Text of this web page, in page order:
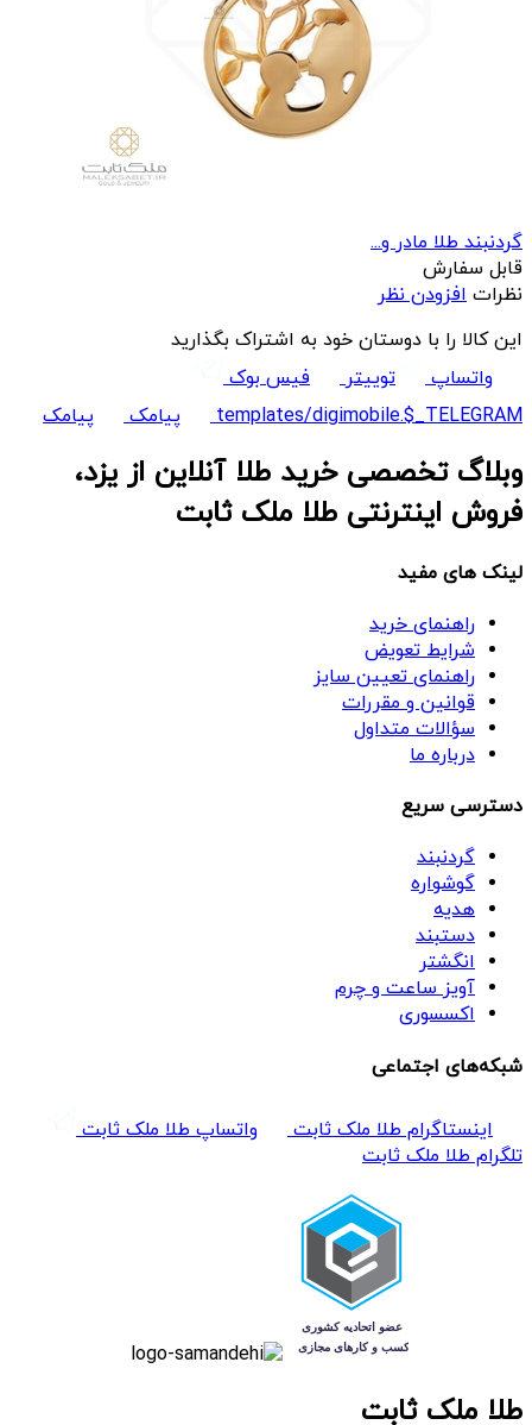
گردنبند طلا مادر و...
قابل سفارش
نظرات افزودن نظر
این کالا را با دوستان خود به اشتراک بگذارید
واتساپ
توییتر
فیس بوک
templates/digimobile.$_TELEGRAM
پیامک پیامک
وبلاگ تخصصی خرید طلا آنلاین از یزد،
فروش اینترنتی طلا ملک ثابت
لینک های مفید
راهنمای خرید
شرایط تعویض
راهنمای تعیین سایز
قوانین و مقررات
سؤالات متداول
درباره ما
دسترسی سریع
گردنبند
گوشواره
هدیه
دستبند
انگشتر
آویز ساعت و چرم
اکسسوری
شبکه‌های اجتماعی
اینستاگرام طلا ملک ثابت
واتساپ طلا ملک ثابت
تلگرام طلا ملک ثابت
طلا ملک ثابت